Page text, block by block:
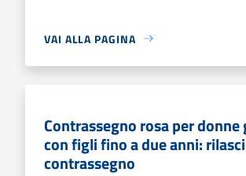
VAI ALLA PAGINA
Contrassegno rosa per donne
con figli fino a due anni:
contrassegno